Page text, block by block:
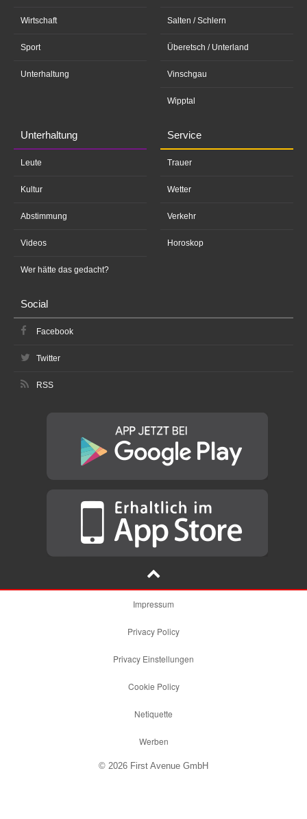
Wirtschaft
Sport
Unterhaltung
Salten / Schlern
Überetsch / Unterland
Vinschgau
Wipptal
Unterhaltung
Leute
Kultur
Abstimmung
Videos
Wer hätte das gedacht?
Service
Trauer
Wetter
Verkehr
Horoskop
Social
Facebook
Twitter
RSS
Impressum
Privacy Policy
Privacy Einstellungen
Cookie Policy
Netiquette
Werben
© 2026 First Avenue GmbH